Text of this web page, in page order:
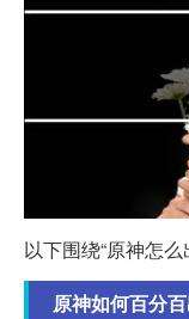
以下围绕“原神怎
原神如何百分